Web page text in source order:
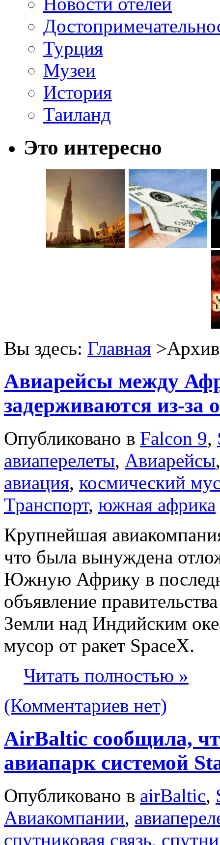
Турция
Музеи
История
Таиланд
Это интересно
Вы здесь: Главная >Архив
Авиарейсы между
задерживаются из-за
Опубликовано в Falcon 9,
авиаперелеты, Авиарейсы
авиация, космический
Транспорт, южная африка
Крупнейшая
что была вынуждена
Южную Африку в
объявление
Земли над Индийским
мусор от ракет SpaceX.
Читать полностью »
(Комментариев нет)
AirBaltic сообщила,
авиапарк системой
Опубликовано в airBaltic,
Авиакомпании,
спутниковая связь,